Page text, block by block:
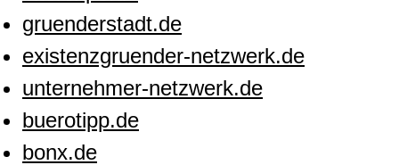
gruenderstadt.de
existenzgruender-netzwerk.de
unternehmer-netzwerk.de
buerotipp.de
bonx.de